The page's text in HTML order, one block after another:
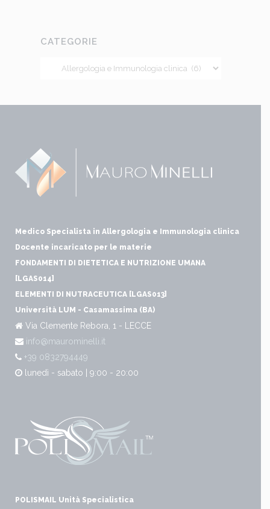
CATEGORIE
Medico Specialista in Allergologia e Immunologia clinica
Docente incaricato per le materie
FONDAMENTI DI DIETETICA E NUTRIZIONE UMANA
[LGAS014]
ELEMENTI DI NUTRACEUTICA [LGAS013]
Università LUM - Casamassima (BA)
Via Clemente Rebora, 1 - LECCE
info@maurominelli.it
+39 0832794449
lunedì - sabato | 9:00 - 20:00
POLISMAIL Unità Specialistica